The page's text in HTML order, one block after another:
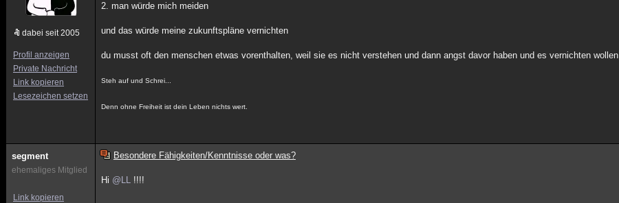
dabei seit 2005
Profil anzeigen
Private Nachricht
Link kopieren
Lesezeichen setzen
2. man würde mich meiden
und das würde meine zukunftspläne vernichten
du musst oft den menschen etwas vorenthalten, weil sie es nicht verstehen und dann angst davor haben und es vernichten wollen
Steh auf und Schrei...
Denn ohne Freiheit ist dein Leben nichts wert.
segment
ehemaliges Mitglied
Link kopieren
Besondere Fähigkeiten/Kenntnisse oder was?
Hi @LL !!!!